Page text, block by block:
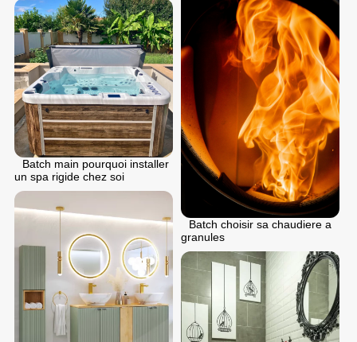
Batch choisir sa chaudiere a
granules
Batch main pourquoi installer
un spa rigide chez soi